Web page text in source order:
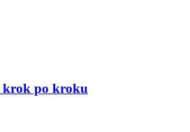
krok po kroku